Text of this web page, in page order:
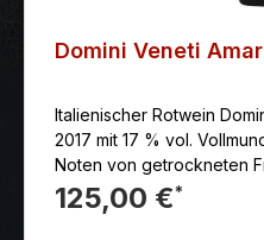
Domini Veneti
Italienischer Rotwein
2017 mit 17 % vol.
Noten von getrockneten
Tabak.
125,00 €*